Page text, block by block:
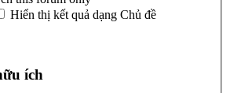
Hiển thị kết quả dạng Chủ đề
ích